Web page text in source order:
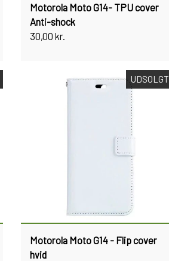
Motorola Moto G14- TPU cover
Anti-shock
30,00 kr.
UDSOLGT
Motorola Moto G14 - Flip cover
hvid